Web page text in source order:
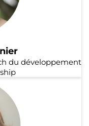
du développement